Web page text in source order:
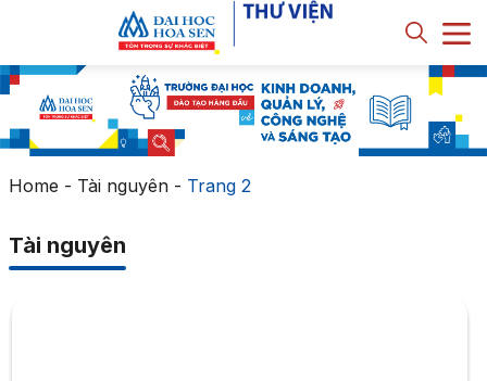
Home - Tài nguyên- Trang 2
Tài nguyên